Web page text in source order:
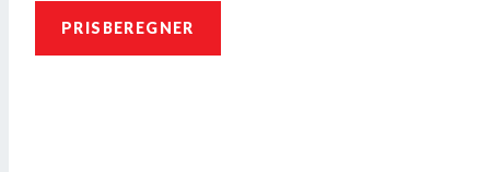
PRISBEREGNER